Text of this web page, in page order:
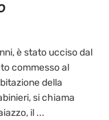
è stato ucciso dal
commesso al
della
si chiama
il ...